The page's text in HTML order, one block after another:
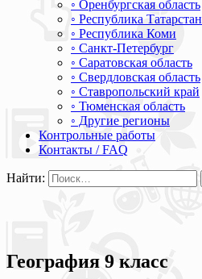
◦ Оренбургская область
◦ Республика Татарстан
◦ Республика Коми
◦ Санкт-Петербург
◦ Саратовская область
◦ Свердловская область
◦ Ставропольский край
◦ Тюменская область
◦ Другие регионы
Контрольные работы
Контакты / FAQ
Найти:
География 9 класс